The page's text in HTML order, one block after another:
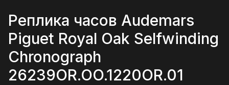
Реплика часов Audemars
Piguet Royal Oak Selfwinding
Chronograph
26239OR.OO.1220OR.01